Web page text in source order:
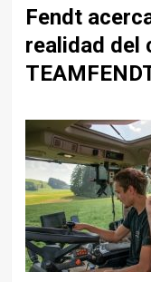
Fendt
realidad del